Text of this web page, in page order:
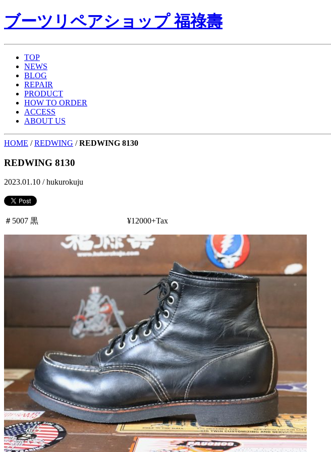
ブーツリペアショップ 福祿壽
TOP
NEWS
BLOG
REPAIR
PRODUCT
HOW TO ORDER
ACCESS
ABOUT US
HOME /REDWING /REDWING 8130
REDWING 8130
2023.01.10 /hukurokuju
＃5007 黒 ¥12000+Tax